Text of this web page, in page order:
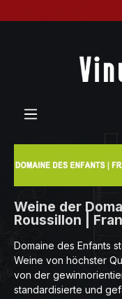
Weine der
Roussillon |
Domaine des Enfants
Weine von höchster
von der
standardisierte und